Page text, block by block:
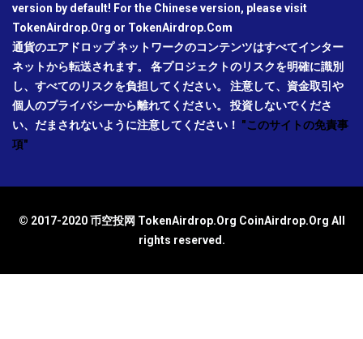
version by default! For the Chinese version, please visit
TokenAirdrop.Org or TokenAirdrop.Com
通貨のエアドロップ ネットワークのコンテンツはすべてインター
ネットから転送されます。 各プロジェクトのリスクを明確に識別
し、すべてのリスクを負担してください。 注意して、資金取引や
個人のプライバシーから離れてください。 投資しないでくださ
い、だまされないように注意してください！ "このサイトの免責事
項"
© 2017-2020 币空投网 TokenAirdrop.Org CoinAirdrop.Org All
rights reserved.